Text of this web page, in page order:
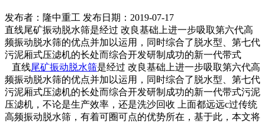
发布者：隆中重工 发布日期：2019-07-17
直线尾矿振动脱水筛是经过 改良基础上进一步吸取第六代高
频振动脱水筛的优点并加以运用，同时综合了脱水型、第七代
污泥厢式压滤机的长处而综合开发研制成功的新一代带式
直线尾矿振动脱水筛是经过 改良基础上进一步吸取第六代高
频振动脱水筛的优点并加以运用，同时综合了脱水型、第七代
污泥厢式压滤机的长处而综合开发研制成功的新一代带式污泥
压滤机，不论是生产效率，还是洗沙回收 上面都远远c过传统
高频振动脱水筛，有着可圈可点的优势所在，基于此，本文将